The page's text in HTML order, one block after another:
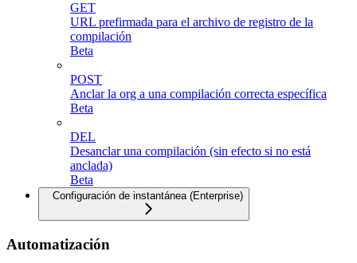
GET
URL prefirmada para el archivo de registro de la
compilación
Beta
POST
Anclar la org a una compilación correcta específica
Beta
DEL
Desanclar una compilación (sin efecto si no está
anclada)
Beta
Configuración de instantánea (Enterprise)
Automatización